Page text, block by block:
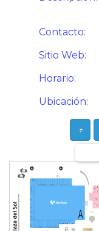
Contacto:
Sitio Web:
Horario:
Ubicación:
↑